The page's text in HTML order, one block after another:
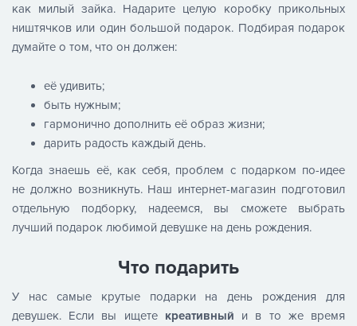
как милый зайка. Надарите целую коробку прикольных
ништячков или один большой подарок. Подбирая подарок
думайте о том, что он должен:
её удивить;
быть нужным;
гармонично дополнить её образ жизни;
дарить радость каждый день.
Когда знаешь её, как себя, проблем с подарком по-идее
не должно возникнуть. Наш интернет-магазин подготовил
отдельную подборку, надеемся, вы сможете выбрать
лучший подарок любимой девушке на день рождения.
Что подарить
У нас самые крутые подарки на день рождения для
девушек. Если вы ищете креативный и в то же время